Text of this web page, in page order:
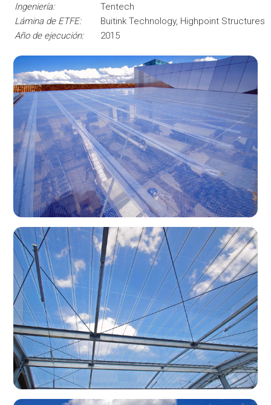
Ingeniería:
Tentech
Lámina de ETFE:
Buitink Technology, Highpoint Structures
Año de ejecución:
2015